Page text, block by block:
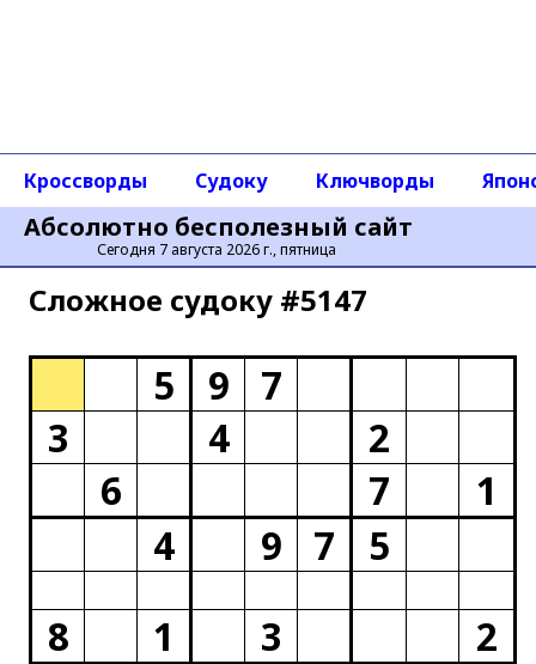
Абсолютно бесполезный сайт
Сегодня 7 августа 2026 г., пятница
Кроссворды Судоку Ключворды
Сложное cудоку #5147
5 9
7
3
4
2
6
7
1
4
9 7
5
8
1 3
2